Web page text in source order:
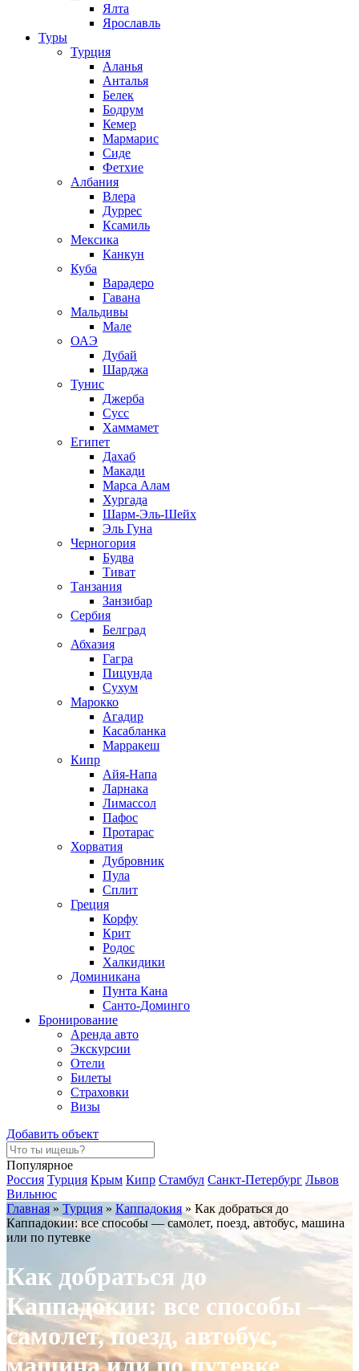
Ялта
Ярославль
Туры
Турция
Аланья
Анталья
Белек
Бодрум
Кемер
Мармарис
Сиде
Фетхие
Албания
Влера
Дуррес
Ксамиль
Мексика
Канкун
Куба
Варадеро
Гавана
Мальдивы
Мале
ОАЭ
Дубай
Шарджа
Тунис
Джерба
Сусс
Хаммамет
Египет
Дахаб
Макади
Марса Алам
Хургада
Шарм-Эль-Шейх
Эль Гуна
Черногория
Будва
Тиват
Танзания
Занзибар
Сербия
Белград
Абхазия
Гагра
Пицунда
Сухум
Марокко
Агадир
Касабланка
Марракеш
Кипр
Айя-Напа
Ларнака
Лимассол
Пафос
Протарас
Хорватия
Дубровник
Пула
Сплит
Греция
Корфу
Крит
Родос
Халкидики
Доминикана
Пунта Кана
Санто-Доминго
Бронирование
Аренда авто
Экскурсии
Отели
Билеты
Страховки
Визы
Добавить объект
Популярное
Россия Турция Крым Кипр Стамбул Санкт-Петербург Львов
Вильнюс
Главная » Турция » Каппадокия » Как добраться до
Каппадокии: все способы — самолет, поезд, автобус, машина
или по путевке
Как добраться до
Каппадокии: все способы —
самолет, поезд, автобус,